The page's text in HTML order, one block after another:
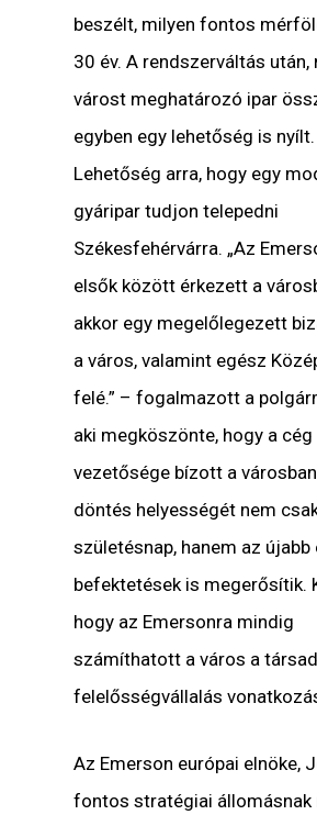
beszélt, milyen fontos
30 év. A rendszerváltás után,
várost meghatározó ipar
egyben egy lehetőség is nyílt.
Lehetőség arra, hogy egy
gyáripar tudjon telepedni
Székesfehérvárra. „Az
elsők között érkezett a
akkor egy megelőlegezett
a város, valamint egész
felé.” – fogalmazott a
aki megköszönte, hogy a cég
vezetősége bízott a
döntés helyességét nem
születésnap, hanem az újabb
befektetések is megerősítik.
hogy az Emersonra mindig
számíthatott a város a
felelősségvállalás
Az Emerson európai elnöke,
fontos stratégiai állomásnak